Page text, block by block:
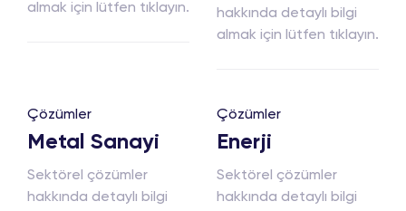
almak için lütfen tıklayın.
hakkında detaylı bilgi
almak için lütfen tıklayın.
Çözümler
Metal Sanayi
Sektörel çözümler
hakkında detaylı bilgi
Çözümler
Enerji
Sektörel çözümler
hakkında detaylı bilgi